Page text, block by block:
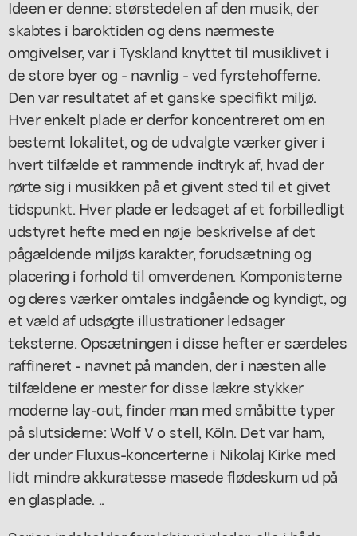
Ideen er denne: størstedelen af den musik, der
skabtes i baroktiden og dens nærmeste
omgivelser, var i Tyskland knyttet til musiklivet i
de store byer og - navnlig - ved fyrstehofferne.
Den var resultatet af et ganske specifikt miljø.
Hver enkelt plade er derfor koncentreret om en
bestemt lokalitet, og de udvalgte værker giver i
hvert tilfælde et rammende indtryk af, hvad der
rørte sig i musikken på et givent sted til et givet
tidspunkt. Hver plade er ledsaget af et forbilledligt
udstyret hefte med en nøje beskrivelse af det
pågældende miljøs karakter, forudsætning og
placering i forhold til omverdenen. Komponisterne
og deres værker omtales indgående og kyndigt, og
et væld af udsøgte illustrationer ledsager
teksterne. Opsætningen i disse hefter er særdeles
raffineret - navnet på manden, der i næsten alle
tilfældene er mester for disse lækre stykker
moderne lay-out, finder man med småbitte typer
på slutsiderne: Wolf V o stell, Köln. Det var ham,
der under Fluxus-koncerterne i Nikolaj Kirke med
lidt mindre akkuratesse masede flødeskum ud på
en glasplade. ..